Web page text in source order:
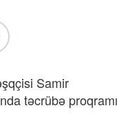
Samir
təcrübə proqramı